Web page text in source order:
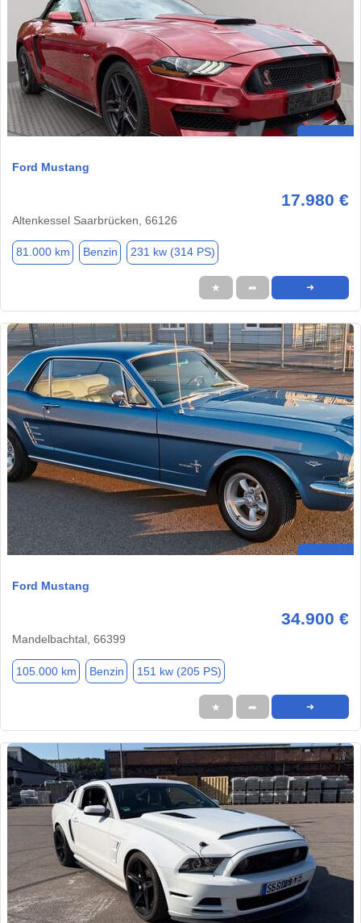
Ford Mustang
17.980 €
Altenkessel Saarbrücken, 66126
81.000 km Benzin 231 kw (314 PS)
★ ➦ ➜
Ford Mustang
34.900 €
Mandelbachtal, 66399
105.000 km Benzin 151 kw (205 PS)
★ ➦ ➜